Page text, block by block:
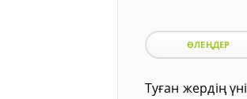
ӨЛЕҢДЕР
Туған жердің үні